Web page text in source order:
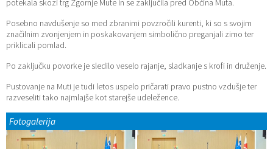
Posebno navdušenje so med zbranimi povzročili kurenti, ki so s svojim
značilnim zvonjenjem in poskakovanjem simbolično preganjali zimo ter
priklicali pomlad.
Po zaključku povorke je sledilo veselo rajanje, sladkanje s krofi in druženje.
Pustovanje na Muti je tudi letos uspelo pričarati pravo pustno vzdušje ter
razveseliti tako najmlajše kot starejše udeležence.
Fotogalerija